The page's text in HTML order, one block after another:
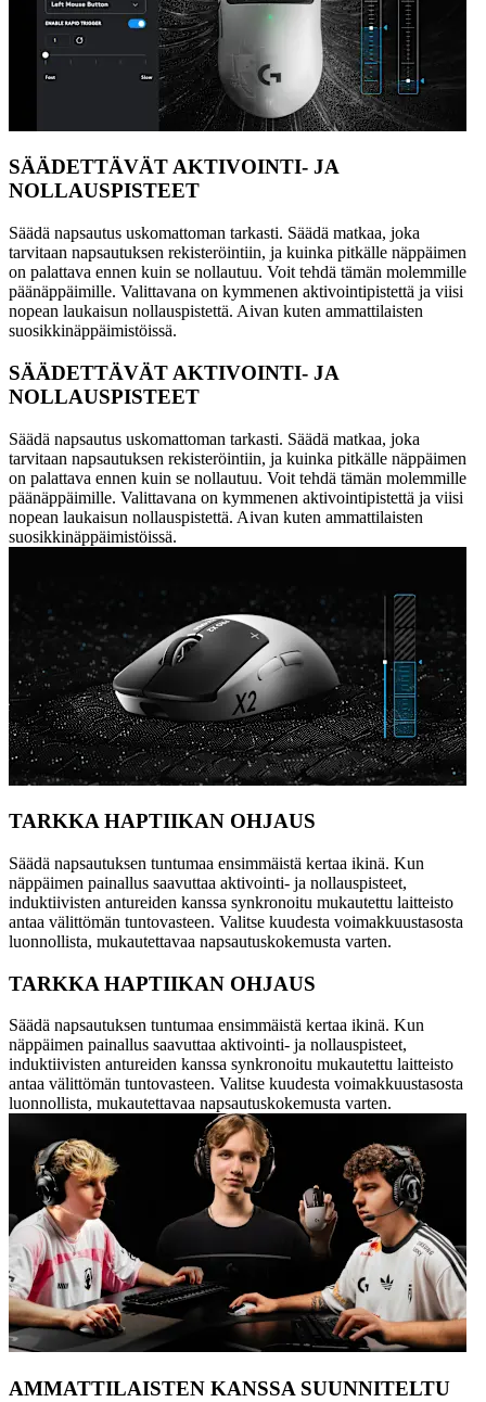
SÄÄDETTÄVÄT AKTIVOINTI- JA
NOLLAUSPISTEET
Säädä napsautus uskomattoman tarkasti. Säädä matkaa, joka
tarvitaan napsautuksen rekisteröintiin, ja kuinka pitkälle näppäimen
on palattava ennen kuin se nollautuu. Voit tehdä tämän molemmille
päänäppäimille. Valittavana on kymmenen aktivointipistettä ja viisi
nopean laukaisun nollauspistettä. Aivan kuten ammattilaisten
suosikkinäppäimistöissä.
SÄÄDETTÄVÄT AKTIVOINTI- JA
NOLLAUSPISTEET
Säädä napsautus uskomattoman tarkasti. Säädä matkaa, joka
tarvitaan napsautuksen rekisteröintiin, ja kuinka pitkälle näppäimen
on palattava ennen kuin se nollautuu. Voit tehdä tämän molemmille
päänäppäimille. Valittavana on kymmenen aktivointipistettä ja viisi
nopean laukaisun nollauspistettä. Aivan kuten ammattilaisten
suosikkinäppäimistöissä.
TARKKA HAPTIIKAN OHJAUS
Säädä napsautuksen tuntumaa ensimmäistä kertaa ikinä. Kun
näppäimen painallus saavuttaa aktivointi- ja nollauspisteet,
induktiivisten antureiden kanssa synkronoitu mukautettu laitteisto
antaa välittömän tuntovasteen. Valitse kuudesta voimakkuustasosta
luonnollista, mukautettavaa napsautuskokemusta varten.
TARKKA HAPTIIKAN OHJAUS
Säädä napsautuksen tuntumaa ensimmäistä kertaa ikinä. Kun
näppäimen painallus saavuttaa aktivointi- ja nollauspisteet,
induktiivisten antureiden kanssa synkronoitu mukautettu laitteisto
antaa välittömän tuntovasteen. Valitse kuudesta voimakkuustasosta
luonnollista, mukautettavaa napsautuskokemusta varten.
AMMATTILAISTEN KANSSA SUUNNITELTU